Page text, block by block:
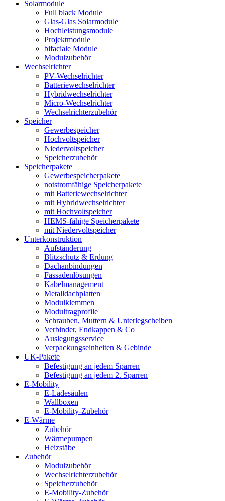
Solarmodule
Full black Module
Glas-Glas Solarmodule
Hochleistungsmodule
Projektmodule
bifaciale Module
Modulzubehör
Wechselrichter
PV-Wechselrichter
Batteriewechselrichter
Hybridwechselrichter
Micro-Wechselrichter
Wechselrichterzubehör
Speicher
Gewerbespeicher
Hochvoltspeicher
Niedervoltspeicher
Speicherzubehör
Speicherpakete
Gewerbespeicherpakete
notstromfähige Speicherpakete
mit Batteriewechselrichter
mit Hybridwechselrichter
mit Hochvoltspeicher
HEMS-fähige Speicherpakete
mit Niedervoltspeicher
Unterkonstruktion
Aufständerung
Blitzschutz & Erdung
Dachanbindungen
Fassadenlösungen
Kabelmanagement
Metalldachplatten
Modulklemmen
Modultragprofile
Schrauben, Muttern & Unterlegscheiben
Verbinder, Endkappen & Co
Auslegungsservice
Verpackungseinheiten & Gebinde
UK-Pakete
Befestigung an jedem Sparren
Befestigung an jedem 2. Sparren
E-Mobility
E-Ladesäulen
Wallboxen
E-Mobility-Zubehör
E-Wärme
Zubehör
Wärmepumpen
Heizstäbe
Zubehör
Modulzubehör
Wechselrichterzubehör
Speicherzubehör
E-Mobility-Zubehör